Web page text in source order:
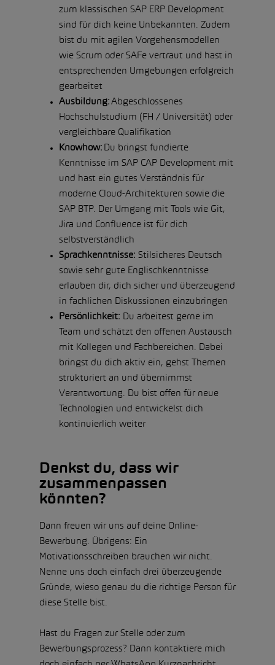
zum klassischen SAP ERP Development
sind für dich keine Unbekannten. Zudem
bist du mit agilen Vorgehensmodellen
wie Scrum oder SAFe vertraut und hast in
entsprechenden Umgebungen erfolgreich
gearbeitet
Ausbildung: Abgeschlossenes
Hochschulstudium (FH / Universität) oder
vergleichbare Qualifikation
Knowhow: Du bringst fundierte
Kenntnisse im SAP CAP Development mit
und hast ein gutes Verständnis für
moderne Cloud-Architekturen sowie die
SAP BTP. Der Umgang mit Tools wie Git,
Jira und Confluence ist für dich
selbstverständlich
Sprachkenntnisse: Stilsicheres Deutsch
sowie sehr gute Englischkenntnisse
erlauben dir, dich sicher und überzeugend
in fachlichen Diskussionen einzubringen
Persönlichkeit: Du arbeitest gerne im
Team und schätzt den offenen Austausch
mit Kollegen und Fachbereichen. Dabei
bringst du dich aktiv ein, gehst Themen
strukturiert an und übernimmst
Verantwortung. Du bist offen für neue
Technologien und entwickelst dich
kontinuierlich weiter
Denkst du, dass wir
zusammenpassen
könnten?
Dann freuen wir uns auf deine Online-
Bewerbung. Übrigens: Ein
Motivationsschreiben brauchen wir nicht.
Nenne uns doch einfach drei überzeugende
Gründe, wieso genau du die richtige Person für
diese Stelle bist.
Hast du Fragen zur Stelle oder zum
Bewerbungsprozess? Dann kontaktiere mich